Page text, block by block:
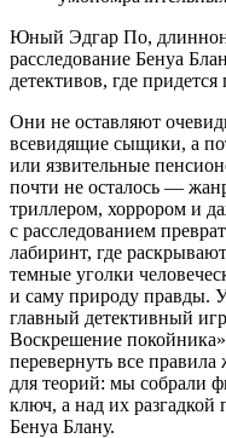
Юный Эдгар По,
расследование Бенуа
детективов, где
Они не оставляют
всевидящие сыщики, а
или язвительные
почти не осталось —
триллером, хоррором и
с расследованием
лабиринт, где
темные уголки
и саму природу правды.
главный детективный
Воскрешение
перевернуть все
для теорий: мы собрали
ключ, а над их
Бенуа Блану.